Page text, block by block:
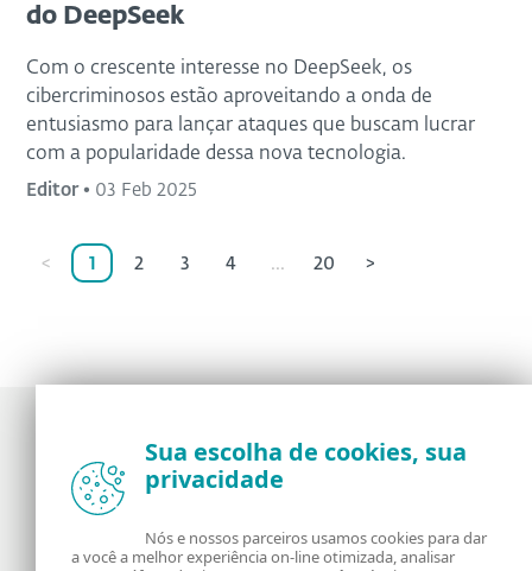
do DeepSeek
Com o crescente interesse no DeepSeek, os
cibercriminosos estão aproveitando a onda de
entusiasmo para lançar ataques que buscam lucrar
com a popularidade dessa nova tecnologia.
Editor• 03 Feb 2025
< 1 2 3 4 ... 20 >
Notícias, opiniões e análises da comunidade de
segurança da ESET
Sua escolha de cookies, sua
privacidade
Nós e nossos parceiros usamos cookies para dar
a você a melhor experiência on-line otimizada, analisar